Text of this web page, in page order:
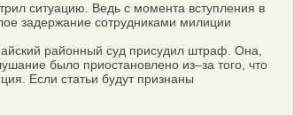
ситуацию. Ведь с момента вступления в
задержание сотрудниками милиции
районный суд присудил штраф. Она,
было приостановлено из–за того, что
Если статьи будут признаны